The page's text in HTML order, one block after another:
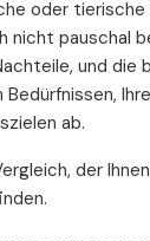
oder
nicht pauschal
und die
ab.
der